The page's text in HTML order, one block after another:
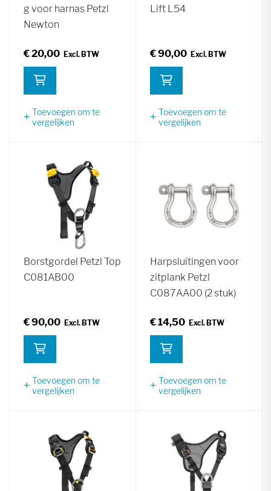
g voor harnas Petzl
Newton
€ 20,00
Toevoegen om te
vergelijken
Lift L54
€ 90,00
Toevoegen om te
vergelijken
Borstgordel Petzl Top
C081AB00
€ 90,00
Toevoegen om te
vergelijken
Harpsluitingen voor
zitplank Petzl
C087AA00 (2 stuk)
€ 14,50
Toevoegen om te
vergelijken